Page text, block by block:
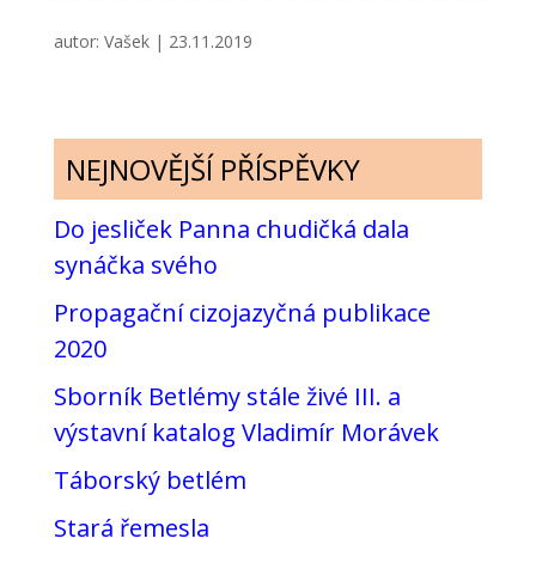
autor: Vašek| 23.11.2019
NEJNOVĚJŠÍ PŘÍSPĚVKY
Do jesliček Panna chudičká dala
synáčka svého
Propagační cizojazyčná publikace
2020
Sborník Betlémy stále živé III. a
výstavní katalog Vladimír Morávek
Táborský betlém
Stará řemesla